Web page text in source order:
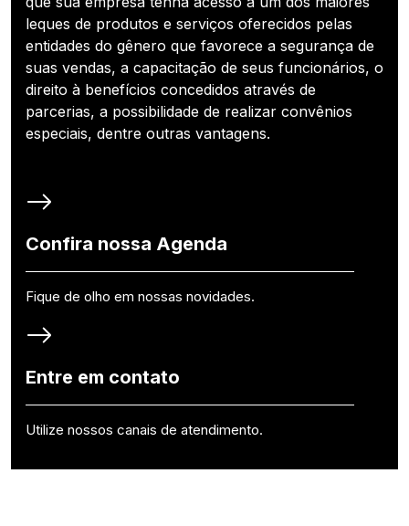
leques de produtos e serviços oferecidos pelas
entidades do gênero que favorece a segurança de
suas vendas, a capacitação de seus funcionários, o
direito à benefícios concedidos através de
parcerias, a possibilidade de realizar convênios
especiais, dentre outras vantagens.
Confira nossa Agenda
Fique de olho em nossas novidades.
Entre em contato
Utilize nossos canais de atendimento.